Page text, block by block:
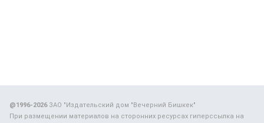
@1996-2026ЗАО "Издательский дом "Вечерний Бишкек"
При размещении материалов на сторонних ресурсах гиперссылка на